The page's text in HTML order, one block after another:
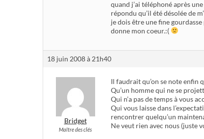
quand j’ai téléphoné après
répondu qu’il été désolée de
je dois être une fine
donne mon coeur.:(
18 juin 2008 à 21h40
Bridget
Maître des clés
Il faudrait qu’on se note enfin
Qu’un homme qui ne se
Qui n’a pas de temps à vous
Qui vous laisse dans
rencontrer quelqu’un
Ne veut rien avec nous (juste